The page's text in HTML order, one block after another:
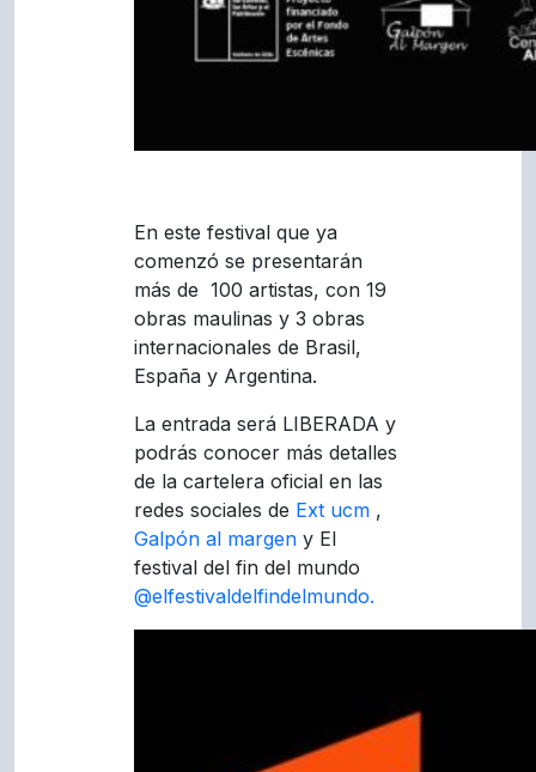
En este festival que ya
comenzó se presentarán
más de 100 artistas, con 19
obras maulinas y 3 obras
internacionales de Brasil,
España y Argentina.
La entrada será LIBERADA y
podrás conocer más detalles
de la cartelera oficial en las
redes sociales de Ext ucm ,
Galpón al margen y El
festival del fin del mundo
@elfestivaldelfindelmundo.